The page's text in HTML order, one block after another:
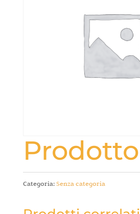
Prodotto
Categoria:Senza categoria